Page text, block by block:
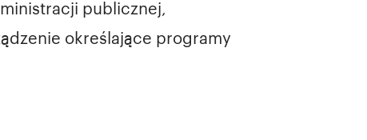
publicznej,
określające programy